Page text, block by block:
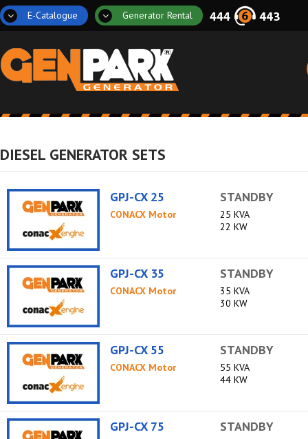
E-Catalogue Generator Rental
DIESEL GENERATOR SETS
GPJ-CX 25
CONACX Motor
STANDBY
25 KVA
22 KW
GPJ-CX 35
CONACX Motor
STANDBY
35 KVA
30 KW
GPJ-CX 55
CONACX Motor
STANDBY
55 KVA
44 KW
GPJ-CX 75 STANDBY